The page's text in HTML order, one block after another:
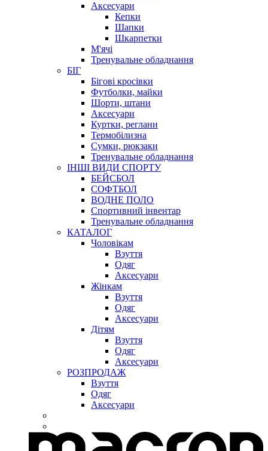
Аксесуари
Кепки
Шапки
Шкарпетки
М'ячі
Тренувальне обладнання
БІГ
Бігові кросівки
Футболки, майки
Шорти, штани
Аксесуари
Куртки, реглани
Термобілизна
Сумки, рюкзаки
Тренувальне обладнання
ІНШІ ВИДИ СПОРТУ
БЕЙСБОЛ
СОФТБОЛ
ВОДНЕ ПОЛО
Спортивний інвентар
Тренувальне обладнання
КАТАЛОГ
Чоловікам
Взуття
Одяг
Аксесуари
Жінкам
Взуття
Одяг
Аксесуари
Дітям
Взуття
Одяг
Аксесуари
РОЗПРОДАЖ
Взуття
Одяг
Аксесуари